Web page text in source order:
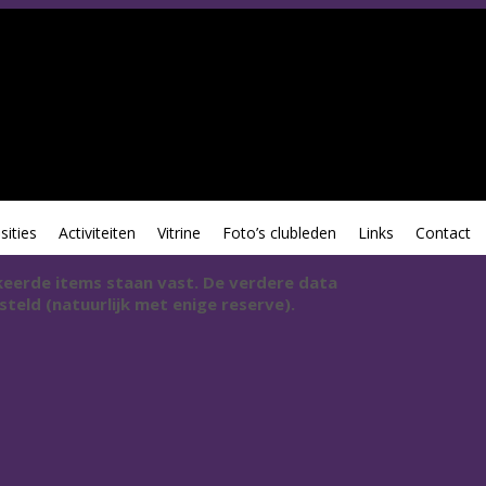
Activiteiten Vitrine Foto’s clubleden Links Contact
items staan vast. De verdere data
(natuurlijk met enige reserve).